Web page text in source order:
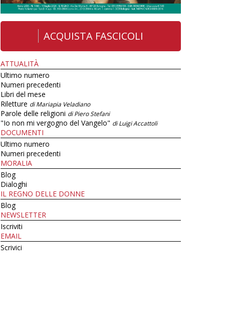
ACQUISTA FASCICOLI
ATTUALITÀ
Ultimo numero
Numeri precedenti
Libri del mese
Riletture di Mariapia Veladiano
Parole delle religioni di Piero Stefani
"Io non mi vergogno del Vangelo" di Luigi Accattoli
DOCUMENTI
Ultimo numero
Numeri precedenti
MORALIA
Blog
Dialoghi
IL REGNO DELLE DONNE
Blog
NEWSLETTER
Iscriviti
EMAIL
Scrivici